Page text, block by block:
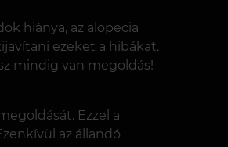
hiánya, az alopecia
ezeket a hibákat.
mindig van megoldás!
Ezzel a
az állandó